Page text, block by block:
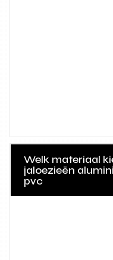
Welk materiaal
jaloezieën
pvc